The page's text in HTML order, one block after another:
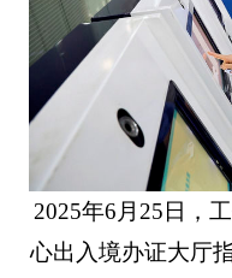
2025年6月25日，
心出入境办证大厅